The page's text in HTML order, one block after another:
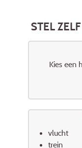
STEL
Kies een
vlucht
trein